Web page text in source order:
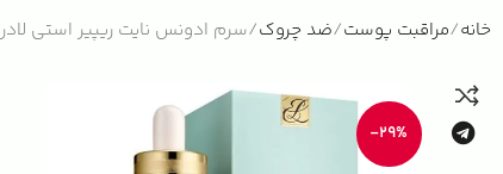
خانه مراقبت پوست ضد چروک سرم ادونس نایت ریپیر استی لادر
-29%